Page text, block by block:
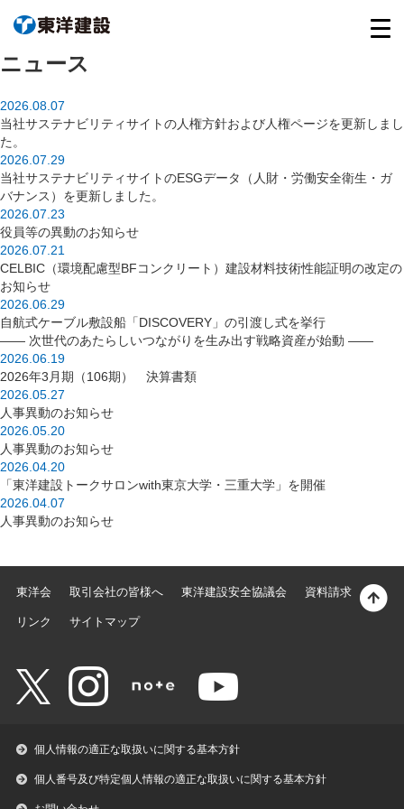
ニュース
2026.08.07
当社サステナビリティサイトの人権方針および人権ページを更新しまし
た。
2026.07.29
当社サステナビリティサイトのESGデータ（人財・労働安全衛生・ガ
バナンス）を更新しました。
2026.07.23
役員等の異動のお知らせ
2026.07.21
CELBIC（環境配慮型BFコンクリート）建設材料技術性能証明の改定の
お知らせ
2026.06.29
自航式ケーブル敷設船「DISCOVERY」の引渡し式を挙行
―― 次世代のあたらしいつながりを生み出す戦略資産が始動 ――
2026.06.19
2026年3月期（106期） 決算書類
2026.05.27
人事異動のお知らせ
2026.05.20
人事異動のお知らせ
2026.04.20
「東洋建設トークサロンwith東京大学・三重大学」を開催
2026.04.07
人事異動のお知らせ
東洋会 取引会社の皆様へ 東洋建設安全協議会 資料請求
リンク サイトマップ
個人情報の適正な取扱いに関する基本方針
個人番号及び特定個人情報の適正な取扱いに関する基本方針